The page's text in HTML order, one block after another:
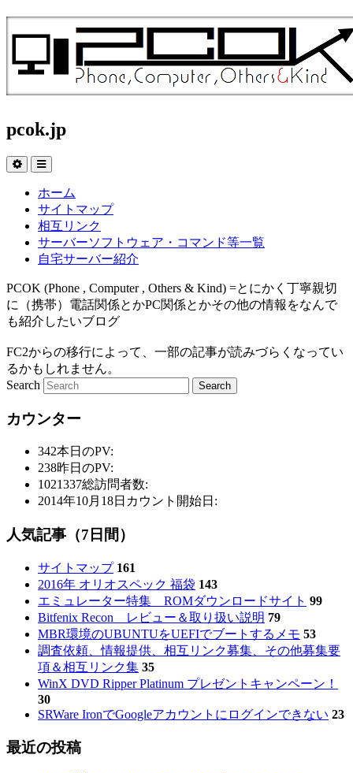
pcok.jp
ホーム
サイトマップ
相互リンク
サーバーソフトウェア・コマンド等一覧
自宅サーバー紹介
PCOK (Phone , Computer , Others & Kind) =とにかく丁寧親切
に（携帯）電話関係とかPC関係とかその他の情報をなんで
も紹介したいブログ
FC2からの移行によって、一部の記事が読みづらくなってい
るかもしれません。
Search
カウンター
342本日のPV:
238昨日のPV:
1021337総訪問者数:
2014年10月18日 カウント開始日:
人気記事（7日間）
サイトマップ 161
2016年 オリオスペック 福袋 143
エミュレーター特集 ROMダウンロードサイト 99
Bitfenix Recon レビュー＆取り扱い説明 79
MBR環境のUBUNTUをUEFIでブートするメモ 53
調査依頼、情報提供、相互リンク募集、その他募集要
項＆相互リンク集 35
WinX DVD Ripper Platinum プレゼントキャンペーン！
30
SRWare IronでGoogleアカウントにログインできない 23
最近の投稿